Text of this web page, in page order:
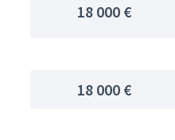
18 000 €
18 000 €